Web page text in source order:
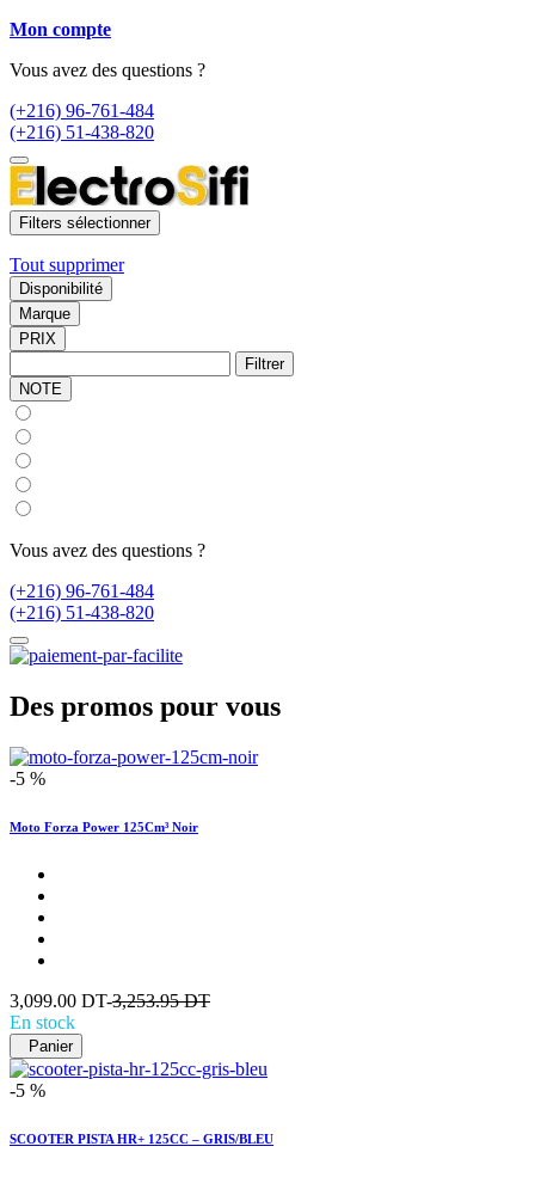
Mon compte
Vous avez des questions ?
(+216) 96-761-484
(+216) 51-438-820
Filters sélectionner
Tout supprimer
Disponibilité
Marque
PRIX
Filtrer
NOTE
Vous avez des questions ?
(+216) 96-761-484
(+216) 51-438-820
Des promos pour vous
-5 %
Moto Forza Power 125Cm³ Noir
3,099.00 DT-3,253.95 DT
En stock
Panier
-5 %
SCOOTER PISTA HR+ 125CC – GRIS/BLEU